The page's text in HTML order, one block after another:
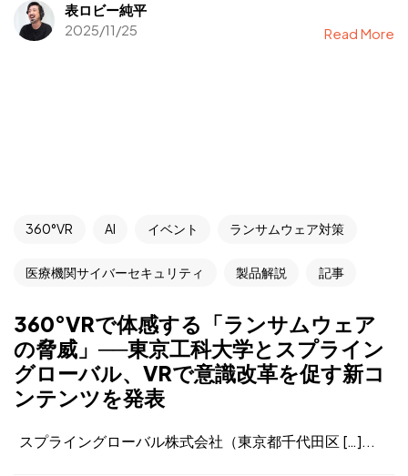
表ロビー純平
2025/11/25
Read More
360°VR AI イベント ランサムウェア対策
医療機関サイバーセキュリティ 製品解説 記事
360°VRで体感する「ランサムウェア
の脅威」──東京工科大学とスプライン
グローバル、VRで意識改革を促す新コ
ンテンツを発表
スプライングローバル株式会社（東京都千代田区 […]...